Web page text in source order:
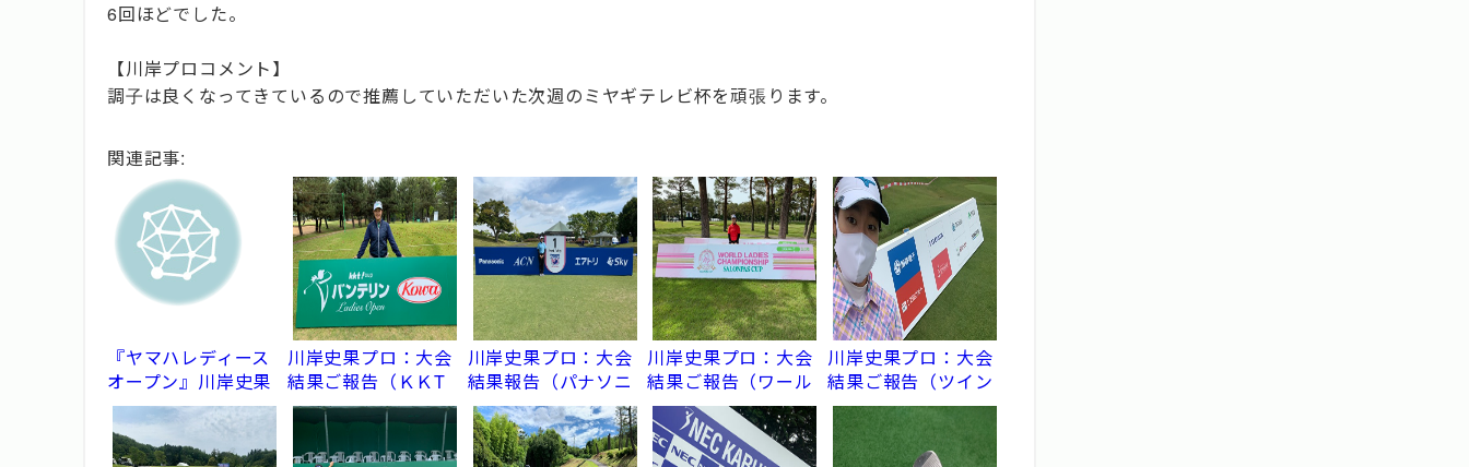
6回ほどでした。
【川岸プロコメント】
調子は良くなってきているので推薦していただいた次週のミヤギテレビ杯を頑張ります。
関連記事:
『ヤマハレディース
オープン』川岸史果
選手結果ご報告
川岸史果プロ：大会
結果ご報告（ＫＫT
バンテリンレディス
オープン）
川岸史果プロ：大会
結果報告（パナソニ
ックオープンレディ
ースゴルフトーナメ
ント）
川岸史果プロ：大会
結果ご報告（ワール
ドレディスチャンピ
オンシップ サロンパ
スカップ）
川岸史果プロ：大会
結果ご報告（ツイン
フィールズレディー
ストーナメント）